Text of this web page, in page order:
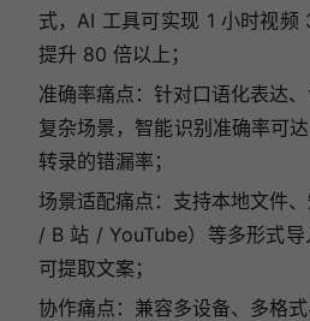
式，AI 工具可实现 1 小时视频
提升 80 倍以上；
准确率痛点：针对口语化表达
复杂场景，智能识别准确率可
转录的错漏率；
场景适配痛点：支持本地文件
/ B 站 / YouTube）等多形式
可提取文案；
协作痛点：兼容多设备、多格